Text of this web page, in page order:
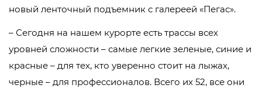
новый ленточный подъемник с галереей «Пегас».
– Сегодня на нашем курорте есть трассы всех
уровней сложности – самые легкие зеленые, синие и
красные – для тех, кто уверенно стоит на лыжах,
черные – для профессионалов. Всего их 52, все они